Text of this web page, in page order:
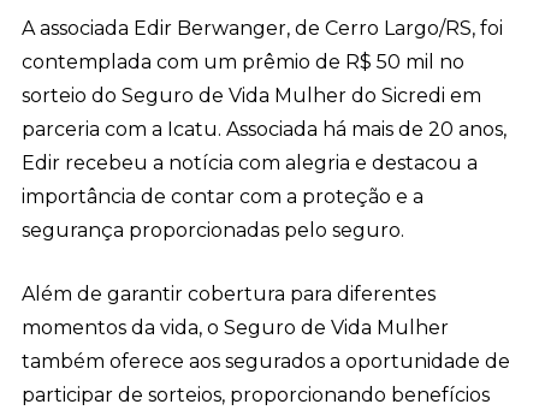
A associada Edir Berwanger, de Cerro Largo/RS, foi
contemplada com um prêmio de R$ 50 mil no
sorteio do Seguro de Vida Mulher do Sicredi em
parceria com a Icatu. Associada há mais de 20 anos,
Edir recebeu a notícia com alegria e destacou a
importância de contar com a proteção e a
segurança proporcionadas pelo seguro.
Além de garantir cobertura para diferentes
momentos da vida, o Seguro de Vida Mulher
também oferece aos segurados a oportunidade de
participar de sorteios, proporcionando benefícios